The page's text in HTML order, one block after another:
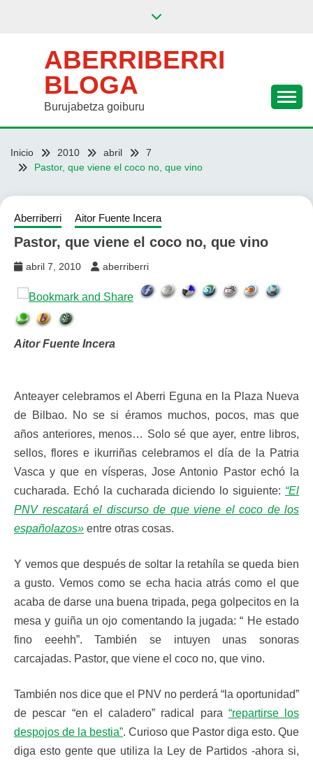
ABERRIBERRI
BLOGA
Burujabetza goiburu
Inicio 2010 abril
7
Pastor, que viene el coco no, que vino
Aberriberri Aitor Fuente Incera
Pastor, que viene el coco no, que vino
abril 7, 2010 aberriberri
Aitor Fuente Incera
Anteayer celebramos el Aberri Eguna en la Plaza Nueva
de Bilbao. No se si éramos muchos, pocos, mas que
años anteriores, menos… Solo sé que ayer, entre libros,
sellos, flores e ikurriñas celebramos el día de la Patria
Vasca y que en vísperas, Jose Antonio Pastor echó la
cucharada. Echó la cucharada diciendo lo siguiente: “El
PNV rescatará el discurso de que viene el coco de los
españolazos» entre otras cosas.
Y vemos que después de soltar la retahíla se queda bien
a gusto. Vemos como se echa hacia atrás como el que
acaba de darse una buena tripada, pega golpecitos en la
mesa y guiña un ojo comentando la jugada: “ He estado
fino eeehh”. También se intuyen unas sonoras
carcajadas. Pastor, que viene el coco no, que vino.
También nos dice que el PNV no perderá “la oportunidad”
de pescar “en el caladero” radical para “repartirse los
despojos de la bestia”. Curioso que Pastor diga esto. Que
diga esto gente que utiliza la Ley de Partidos -ahora si,